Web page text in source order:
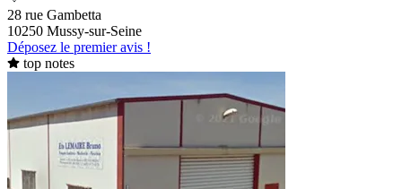
28 rue Gambetta
10250 Mussy-sur-Seine
Déposez le premier avis !
top notes